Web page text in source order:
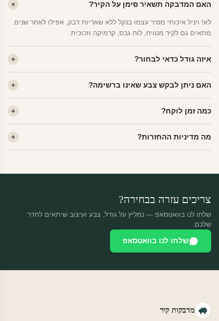
האם המדבקה תשאיר סימן על הקיר?
לא! ויניל איכותי מסיר עצמו בנקל ללא שאריות דבק, אפילו לאחר שנים.
מתאים גם לקיר מטויח, לוח גבס, קרמיקה וזכוכית.
איזה גודל כדאי לבחור?
שינה של מבוגרים — L. לפינה קטנה — S.
האם ניתן לבקש צבע שאינו ברשימה?
הצבעים זמינים ללא תוספת מחיר.
כמה זמן לוקח?
14:00 — יצאו באותו יום.
מה מדיניות ההחזרות?
צריכים עזרה בבחירה?
שלחו לנו בוואטסאפ — נמליץ על גודל, צבע ועיצוב שיתאים לחדר
שלכם.
שלחו לנו בוואטסאפ
מדבקות קיר